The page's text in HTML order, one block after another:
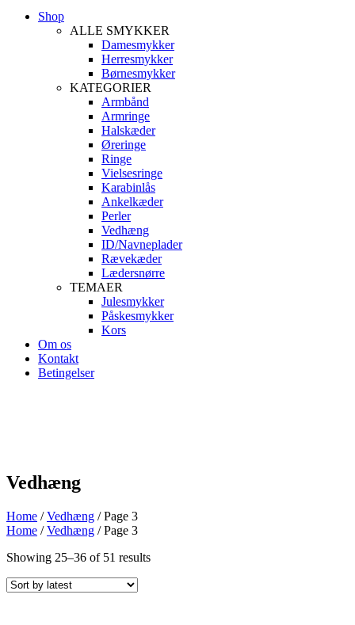
Shop
ALLE SMYKKER
Damesmykker
Herresmykker
Børnesmykker
KATEGORIER
Armbånd
Armringe
Halskæder
Øreringe
Ringe
Vielsesringe
Karabinlås
Ankelkæder
Perler
Vedhæng
ID/Navneplader
Rævekæder
Lædersnørre
TEMAER
Julesmykker
Påskesmykker
Kors
Om os
Kontakt
Betingelser
Vedhæng
Home /Vedhæng / Page 3
Home /Vedhæng / Page 3
Showing 25–36 of 51 results